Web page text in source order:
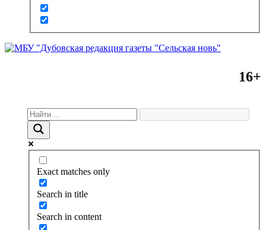
16+
Exact matches only
Search in title
Search in content